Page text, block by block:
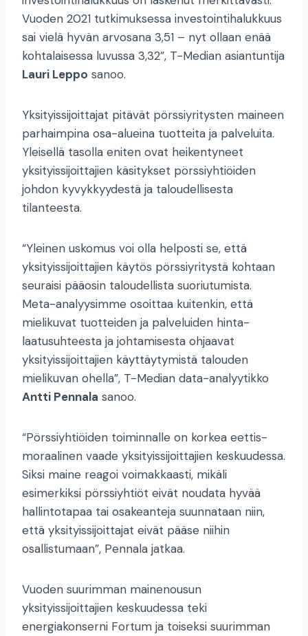
Vuoden 2021 tutkimuksessa investointihalukkuus
sai vielä hyvän arvosana 3,51 – nyt ollaan enää
kohtalaisessa luvussa 3,32”, T-Median asiantuntija
Lauri Leppo sanoo.
Yksityissijoittajat pitävät pörssiyritysten maineen
parhaimpina osa-alueina tuotteita ja palveluita.
Yleisellä tasolla eniten ovat heikentyneet
yksityissijoittajien käsitykset pörssiyhtiöiden
johdon kyvykkyydestä ja taloudellisesta
tilanteesta.
“Yleinen uskomus voi olla helposti se, että
yksityissijoittajien käytös pörssiyritystä kohtaan
seuraisi pääosin taloudellista suoriutumista.
Meta-analyysimme osoittaa kuitenkin, että
mielikuvat tuotteiden ja palveluiden hinta-
laatusuhteesta ja johtamisesta ohjaavat
yksityissijoittajien käyttäytymistä talouden
mielikuvan ohella”, T-Median data-analyytikko
Antti Pennala sanoo.
“Pörssiyhtiöiden toiminnalle on korkea eettis-
moraalinen vaade yksityissijoittajien keskuudessa.
Siksi maine reagoi voimakkaasti, mikäli
esimerkiksi pörssiyhtiöt eivät noudata hyvää
hallintotapaa tai osakeanteja suunnataan niin,
että yksityissijoittajat eivät pääse niihin
osallistumaan”, Pennala jatkaa.
Vuoden suurimman mainenousun
yksityissijoittajien keskuudessa teki
energiakonserni Fortum ja toiseksi suurimman